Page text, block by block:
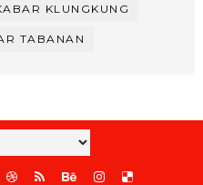
KLUNGKUNG
TABANAN